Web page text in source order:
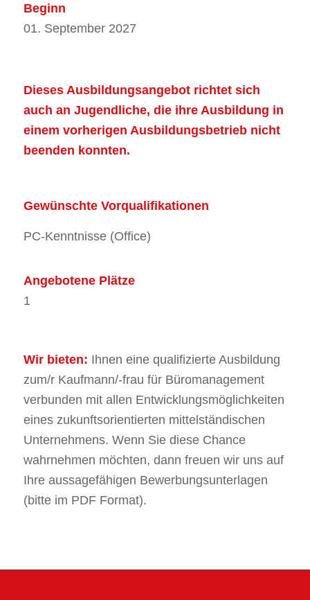
Beginn
01. September 2027
Dieses Ausbildungsangebot richtet sich
auch an Jugendliche, die ihre Ausbildung in
einem vorherigen Ausbildungsbetrieb nicht
beenden konnten.
Gewünschte Vorqualifikationen
PC-Kenntnisse (Office)
Angebotene Plätze
1
Wir bieten: Ihnen eine qualifizierte Ausbildung
zum/r Kaufmann/-frau für Büromanagement
verbunden mit allen Entwicklungsmöglichkeiten
eines zukunftsorientierten mittelständischen
Unternehmens. Wenn Sie diese Chance
wahrnehmen möchten, dann freuen wir uns auf
Ihre aussagefähigen Bewerbungsunterlagen
(bitte im PDF Format).